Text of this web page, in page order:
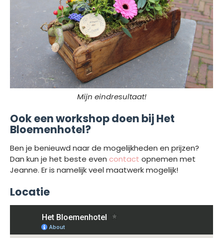
Mijn eindresultaat!
Ook een workshop doen bij Het
Bloemenhotel?
Ben je benieuwd naar de mogelijkheden en prijzen?
Dan kun je het beste even contact opnemen met
Jeanne. Er is namelijk veel maatwerk mogelijk!
Locatie